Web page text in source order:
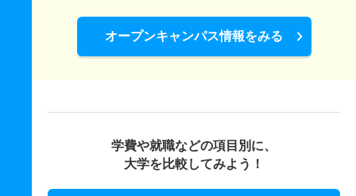
オープンキャンパス情報をみる
学費や就職などの項目別に、
大学を比較してみよう！